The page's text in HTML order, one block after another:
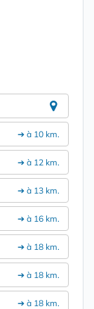
➔ à 10 km.
➔ à 12 km.
➔ à 13 km.
➔ à 16 km.
➔ à 18 km.
➔ à 18 km.
➔ à 18 km.